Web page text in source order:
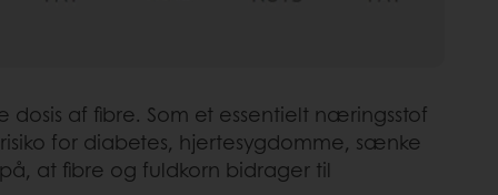
af fibre. Som et essentielt næringsstof
for diabetes, hjertesygdomme, sænke
at fibre og fuldkorn bidrager til